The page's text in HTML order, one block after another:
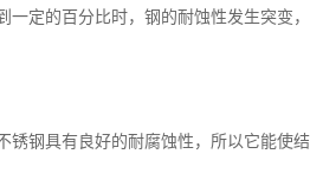
一定的百分比时，钢的耐蚀性发生突变
钢具有良好的耐腐蚀性，所以它能使